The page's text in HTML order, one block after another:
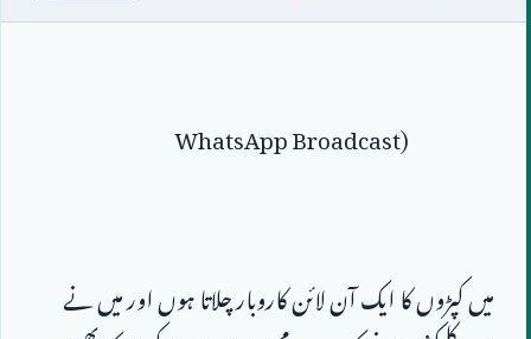
WhatsApp Broadcast)